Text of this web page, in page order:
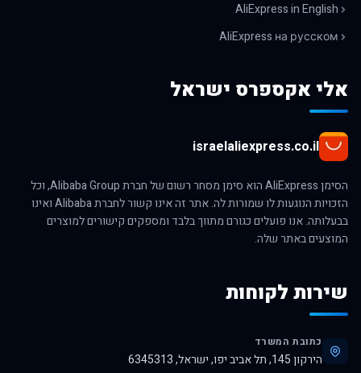
AliExpress in English
AliExpress на русском
אלי אקספרס ישראל
israelaliexpress.co.il
הסימן AliExpress הוא סימן מסחר רשום של חברת Alibaba Group, וכל
הזכויות הנוגעות לו שמורות לה. אתר זה אינו קשור לחברת Alibaba ואינו
בבעלותה. אנו פועלים כגורם מתווך בלבד ומספקים קישורים למוצרים
המוצעים באתר שלה.
שירות לקוחות
כתובת המשרד
הירקון 145, תל אביב יפו, ישראל, 6345313